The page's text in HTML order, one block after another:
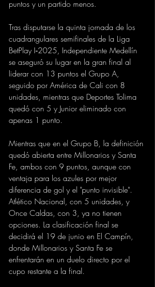
puntos y un partido menos.
Tras disputarse la quinta jornada de los
cuadrangulares semifinales de la Liga
BetPlay I‑2025, Independiente Medellín
se aseguró su lugar en la gran final al
liderar con 13 puntos el Grupo A,
seguido por América de Cali con 8
unidades, mientras que Deportes Tolima
quedó con 5 y Junior eliminado con
apenas 1 punto.
Mientras que en el Grupo B, la definición
quedó abierta entre Millonarios y Santa
Fe, ambos con 9 puntos, aunque con
ventaja para los azules por mejor
diferencia de gol y el "punto invisible".
Atlético Nacional, con 5 unidades, y
Once Caldas, con 3, ya no tienen
opciones. La clasificación final se
decidirá el 19 de junio en El Campín,
donde Millonarios y Santa Fe se
enfrentarán en un duelo directo por el
cupo restante a la final.